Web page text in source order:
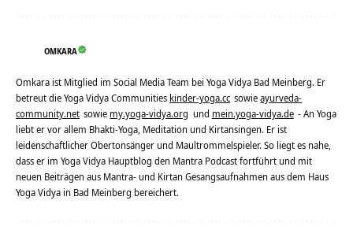
OMKARA
Omkara ist Mitglied im Social Media Team bei Yoga Vidya Bad Meinberg. Er
betreut die Yoga Vidya Communities kinder-yoga.cc sowieayurveda-
community.net sowie my.yoga-vidya.org und mein.yoga-vidya.de - An Yoga
liebt er vor allem Bhakti-Yoga, Meditation und Kirtansingen. Er ist
leidenschaftlicher Obertonsänger und Maultrommelspieler. So liegt es nahe,
dass er im Yoga Vidya Hauptblog den Mantra Podcast fortführt und mit
neuen Beiträgen aus Mantra- und Kirtan Gesangsaufnahmen aus dem Haus
Yoga Vidya in Bad Meinberg bereichert.